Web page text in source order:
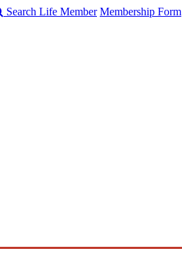
Search Life Member Membership Form